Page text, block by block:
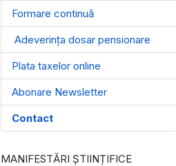
Formare continuă
Adeverința dosar pensionare
Plata taxelor online
Abonare Newsletter
Contact
MANIFESTĂRI ȘTIINȚIFICE